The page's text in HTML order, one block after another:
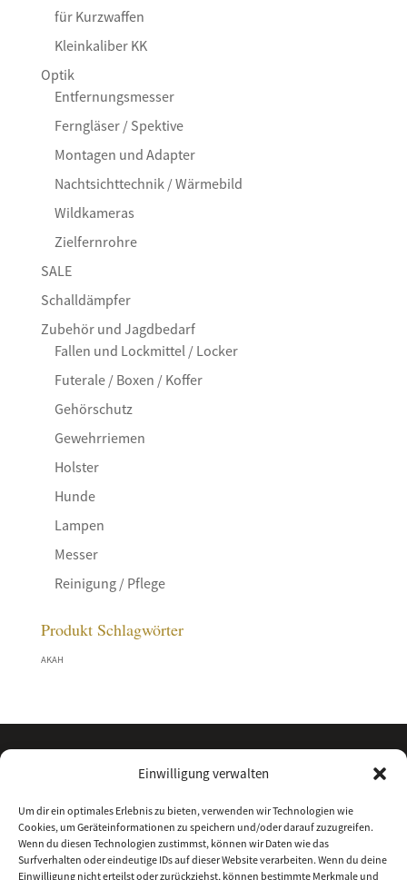
Einwilligung verwalten
Um dir ein optimales Erlebnis zu bieten, verwenden wir Technologien wie
Cookies, um Geräteinformationen zu speichern und/oder darauf zuzugreifen.
Wenn du diesen Technologien zustimmst, können wir Daten wie das
Surfverhalten oder eindeutige IDs auf dieser Website verarbeiten. Wenn du deine
Einwilligung nicht erteilst oder zurückziehst, können bestimmte Merkmale und
für Kurzwaffen
Kleinkaliber KK
Optik
Entfernungsmesser
Ferngläser / Spektive
Montagen und Adapter
Nachtsichttechnik / Wärmebild
Wildkameras
Zielfernrohre
SALE
Schalldämpfer
Zubehör und Jagdbedarf
Fallen und Lockmittel / Locker
Futerale / Boxen / Koffer
Gehörschutz
Gewehrriemen
Holster
Hunde
Lampen
Messer
Reinigung / Pflege
Produkt Schlagwörter
AKAH